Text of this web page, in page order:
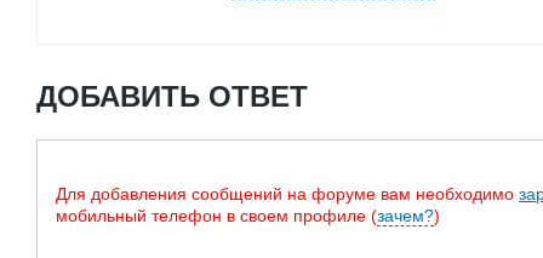
ДОБАВИТЬ ОТВЕТ
Для добавления сообщений на форуме вам необходимо
мобильный телефон в своем профиле (зачем?)